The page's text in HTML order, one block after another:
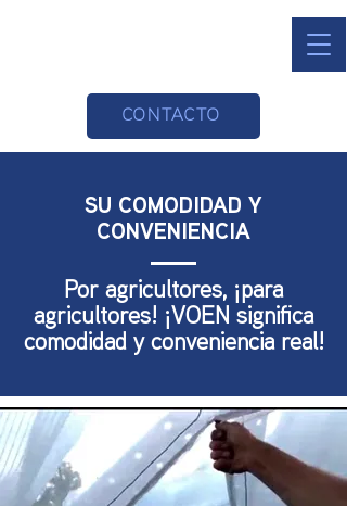
CONTACTO
SU COMODIDAD Y
CONVENIENCIA
Por agricultores, ¡para
agricultores! ¡VOEN significa
comodidad y conveniencia real!